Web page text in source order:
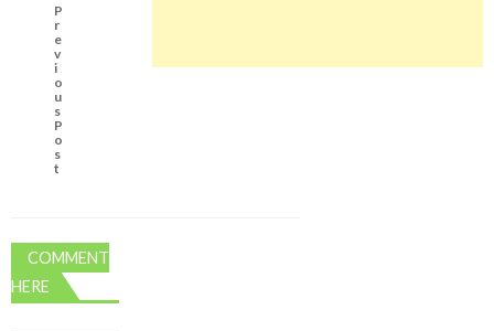
P
r
e
v
i
o
u
s
P
o
s
t
COMMENT
HERE